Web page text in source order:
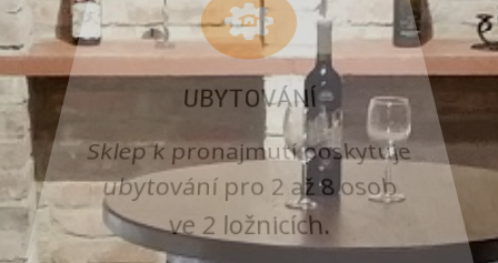
UBYTOVÁNÍ
Sklep k pronajmutí poskytuje
ubytování pro 2 až 8 osob
ve 2 ložnicích.